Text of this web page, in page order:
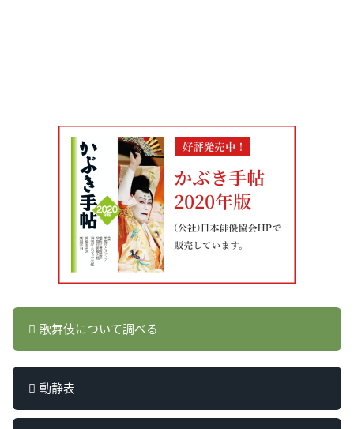
歌舞伎について調べる
動静表